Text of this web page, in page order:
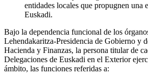
entidades locales que propugnen una
Euskadi.
Bajo la dependencia funcional de los
Lehendakaritza-Presidencia de Gobierno y
Hacienda y Finanzas, la persona titular de
Delegaciones de Euskadi en el Exterior
ámbito, las funciones referidas a: